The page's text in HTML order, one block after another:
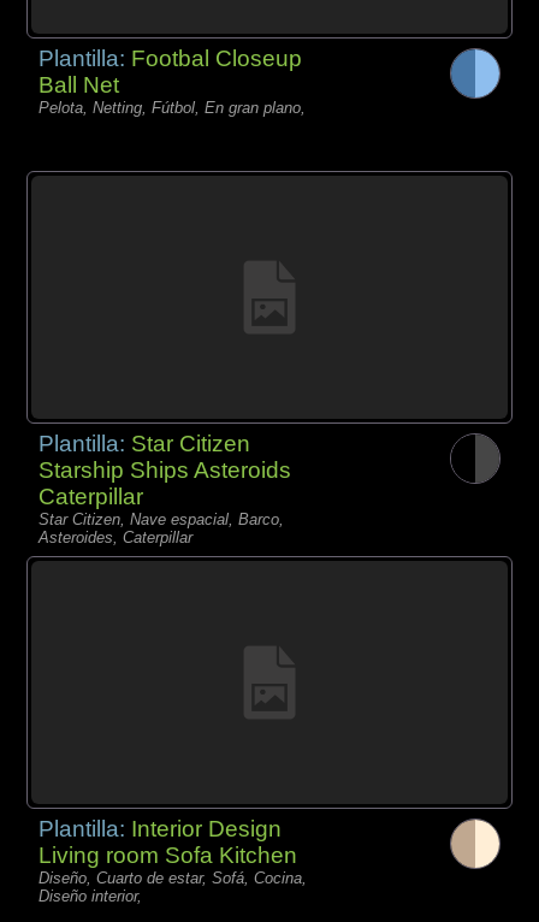
Plantilla: Footbal Closeup
Ball Net
Pelota, Netting, Fútbol, En gran plano,
Plantilla: Star Citizen
Starship Ships Asteroids
Caterpillar
Star Citizen, Nave espacial, Barco,
Asteroides, Caterpillar
Plantilla: Interior Design
Living room Sofa Kitchen
Diseño, Cuarto de estar, Sofá, Cocina,
Diseño interior,